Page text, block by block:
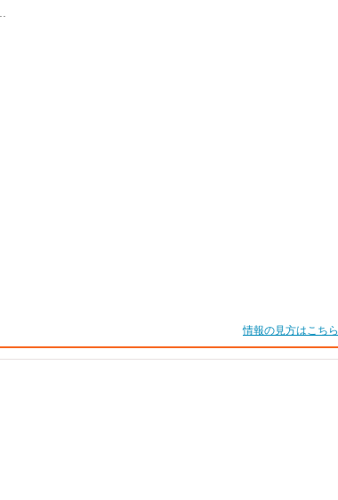
情報の見方はこちら